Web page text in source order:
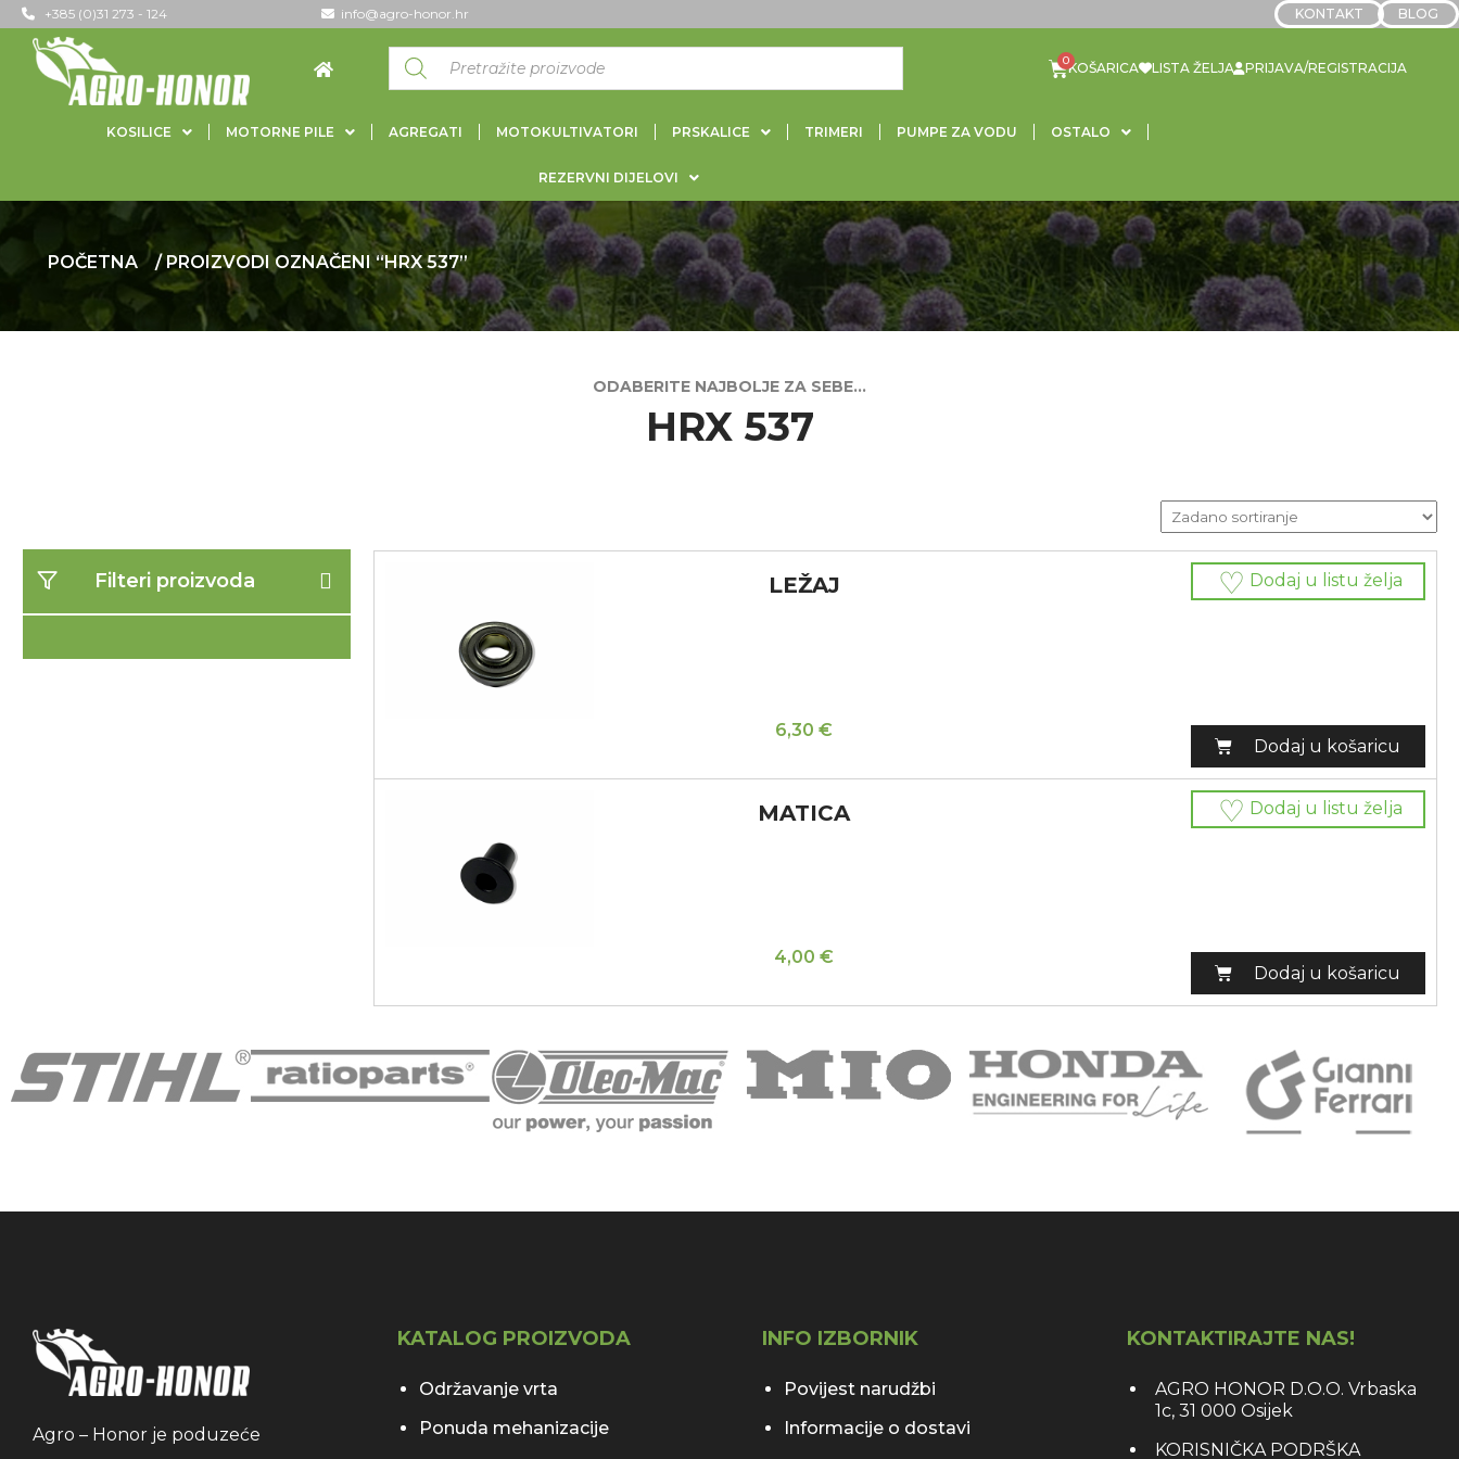
+385 (0)31 273 - 124 info@agro-honor.hr KONTAKT BLOG
LISTA ŽELJA PRIJAVA/REGISTRACIJA
KOSILICE MOTORNE PILE AGREGATI MOTOKULTIVATORI PRSKALICE TRIMERI PUMPE ZA VODU OSTALO
REZERVNI DIJELOVI
POČETNA / PROIZVODI OZNAČENI “HRX 537”
HRX 537
Filteri proizvoda LEŽAJ
6,30€
Dodaj u košaricu
Dodaj u listu želja
MATICA
4,00€
Dodaj u košaricu
Dodaj u listu želja
Agro – Honor je poduzeće
KATALOG PROIZVODA
Održavanje vrta
Ponuda mehanizacije
INFO IZBORNIK
Povijest narudžbi
Informacije o dostavi
KONTAKTIRAJTE NAS!
AGRO HONOR D.O.O. Vrbaska
1c, 31 000 Osijek
KORISNIČKA PODRŠKA